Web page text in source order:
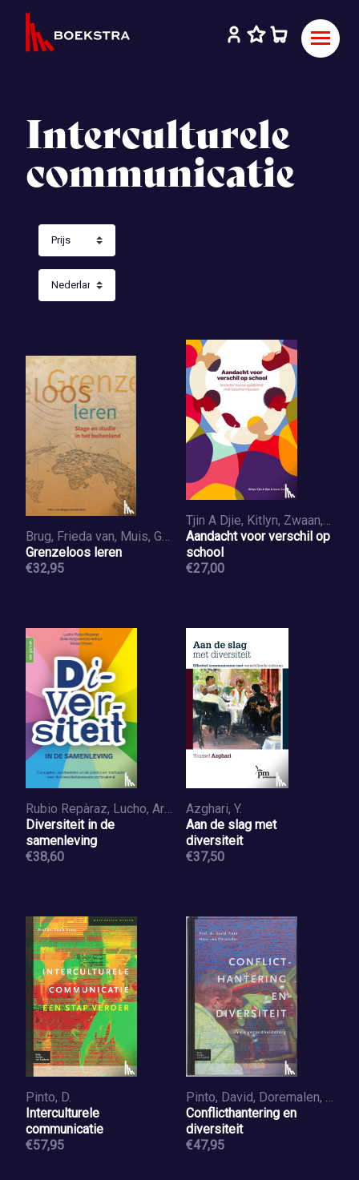
Interculturele
communicatie
Brug, Frieda van, Muis, Gerrieta
Grenzeloos leren
€32,95
Tjin A Djie, Kitlyn, Zwaan, Irene
Aandacht voor verschil op
school
€27,00
Rubio Repàraz, Lucho, Ardjosemito-Jethoe, Siela, Vroom, Meike
Diversiteit in de
samenleving
€38,60
Azghari, Y.
Aan de slag met
diversiteit
€37,50
Pinto, D.
Interculturele
communicatie
€57,95
Pinto, David, Doremalen, Hans van
Conflicthantering en
diversiteit
€47,95